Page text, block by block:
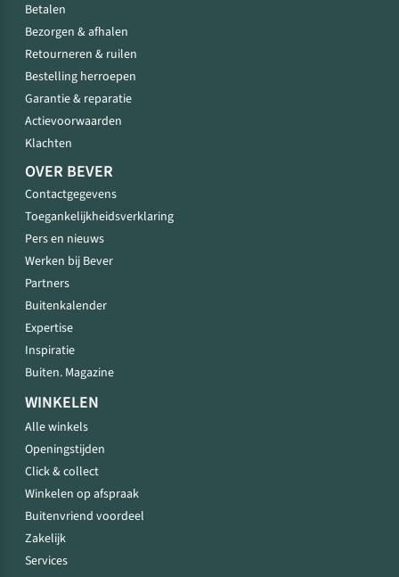
Betalen
Bezorgen & afhalen
Retourneren & ruilen
Bestelling herroepen
Garantie & reparatie
Actievoorwaarden
Klachten
OVER BEVER
Contactgegevens
Toegankelijkheidsverklaring
Pers en nieuws
Werken bij Bever
Partners
Buitenkalender
Expertise
Inspiratie
Buiten. Magazine
WINKELEN
Alle winkels
Openingstijden
Click & collect
Winkelen op afspraak
Buitenvriend voordeel
Zakelijk
Services